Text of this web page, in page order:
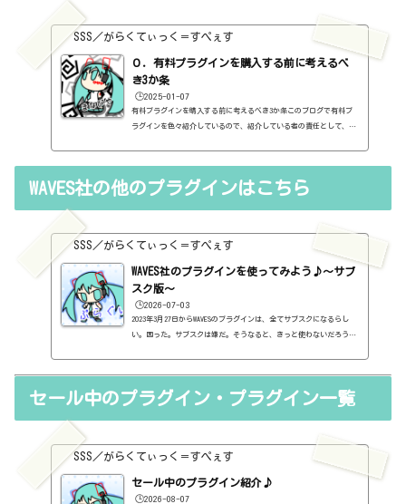
SSS／がらくてぃっく＝すぺぇす
０．有料プラグインを購入する前に考えるべ
き3か条
🕒️2025-01-07
有料プラグインを購入する前に考えるべき3か条このブログで有料プ
ラグインを色々紹介しているので、紹介している者の責任として、有
ンの中には、なぜ、これが無料なんだろう？と驚くような性能のもの
もの...
WAVES社の他のプラグインはこちら
SSS／がらくてぃっく＝すぺぇす
WAVES社のプラグインを使ってみよう♪～サブ
スク版～
🕒️2026-07-03
2023年3月27日からWAVESのプラグインは、全てサブスクになるらし
い。困った。サブスクは嫌だ。そうなると、きっと使わないだろうと
（追記）2日後にまさかの一本化を止めるという通知。販売も行われ
セール中のプラグイン・プラグイン一覧
SSS／がらくてぃっく＝すぺぇす
セール中のプラグイン紹介♪
🕒️2026-08-07